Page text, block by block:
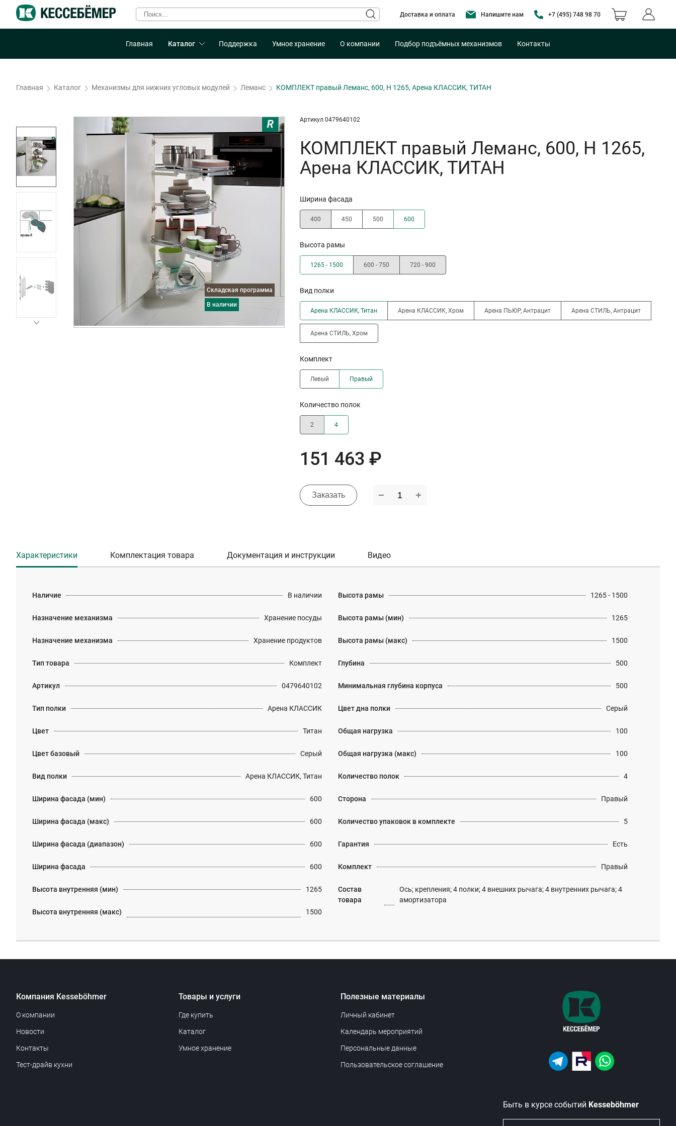
Доставка и оплата Напишите нам +7 (495) 748 98 70
Главная Каталог Поддержка Умное хранение О компании Подбор подъёмных механизмов Контакты
Главная Каталог Механизмы для нижних угловых модулей Леманс КОМПЛЕКТ правый Леманс, 600, H 1265, Арена КЛАССИК, ТИТАН
Складская программа
в наличии
Артикул 0479640102
КОМПЛЕКТ правый Леманс, 600, H 1265,
Арена КЛАССИК, ТИТАН
Ширина фасада
400 450 500 600
Высота рамы
1265 - 1500 600 - 750 720 - 900
Вид полки
Арена КЛАССИК, Титан Арена КЛАССИК, Хром Арена ПЬЮР, Антрацит Арена СТИЛЬ, Антрацит
Арена СТИЛЬ, Хром
Комплект
Левый Правый
Количество полок
2 4
151 463 ₽
Заказать
Характеристики Комплектация товара Документация и инструкции Видео
Наличие В наличии
Назначение механизма Хранение посуды
Назначение механизма Хранение продуктов
Тип товара Комплект
Артикул 0479640102
Тип полки Арена КЛАССИК
Цвет Титан
Цвет базовый Серый
Вид полки Арена КЛАССИК, Титан
Ширина фасада (мин) 600
Ширина фасада (макс) 600
Ширина фасада (диапазон) 600
Ширина фасада 600
Высота внутренняя (мин) 1265
Высота внутренняя (макс) 1500
Высота рамы 1265 - 1500
Высота рамы (мин) 1265
Высота рамы (макс) 1500
Глубина 500
Минимальная глубина корпуса 500
Цвет дна полки Серый
Общая нагрузка 100
Общая нагрузка (макс) 100
Количество полок 4
Сторона Правый
Количество упаковок в комплекте 5
Гарантия Есть
Комплект Правый
Состав
товара
Ось; крепления; 4 полки; 4 внешних рычага; 4 внутренних рычага; 4
амортизатора
Компания Kesseböhmer
О компании
Новости
Контакты
Тест-драйв кухни
Товары и услуги
Где купить
Каталог
Умное хранение
Полезные материалы
Личный кабинет
Календарь мероприятий
Персональные данные
Пользовательское соглашение
Быть в курсе событий Kesseböhmer